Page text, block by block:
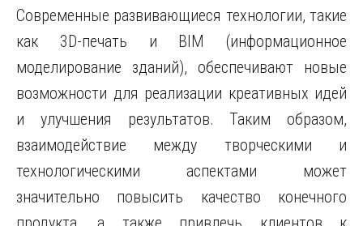
Современные развивающиеся технологии, такие
как 3D-печать и BIM (информационное
моделирование зданий), обеспечивают новые
возможности для реализации креативных идей
и улучшения результатов. Таким образом,
взаимодействие между творческими и
технологическими аспектами может
значительно повысить качество конечного